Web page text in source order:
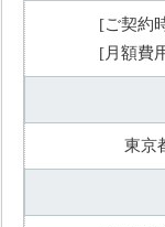
[ご契約
[月額費
東京